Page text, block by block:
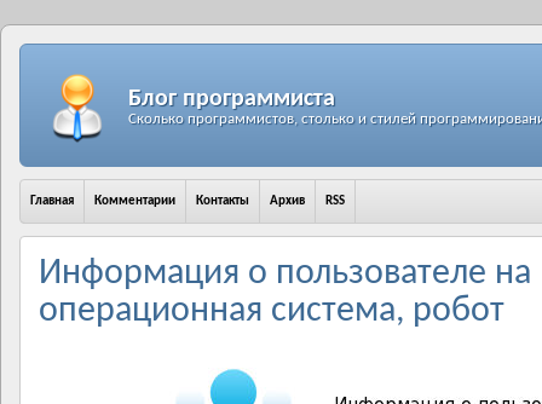
Блог программиста
Сколько программистов, столько и стилей
Главная Комментарии Контакты Архив RSS
Информация о пользователе на
операционная система, робот